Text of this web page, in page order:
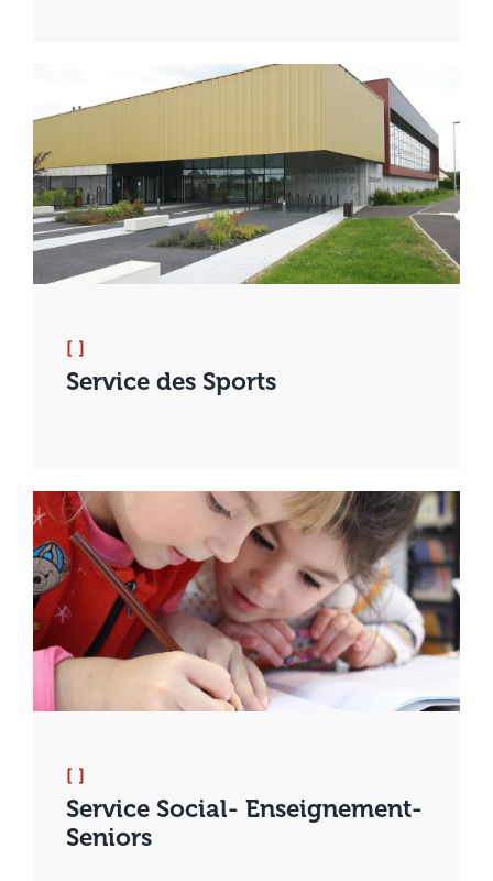
[ ]
Service des Sports
[ ]
Service Social- Enseignement-
Seniors